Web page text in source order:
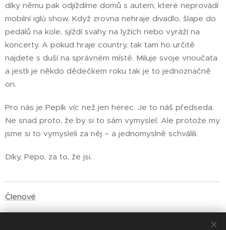
díky němu pak odjíždíme domů s autem, které neprovádí
mobilní iglú show. Když zrovna nehraje divadlo, šlape do
pedálů na kole, sjíždí svahy na lyžích nebo vyráží na
koncerty. A pokud hraje country, tak tam ho určitě
najdete s duší na správném místě. Miluje svoje vnoučata
a jestli je někdo dědečkem roku tak je to jednoznačně
on.
Pro nás je Pepík víc než jen herec. Je to náš předseda.
Ne snad proto, že by si to sám vymyslel. Ale protože my
jsme si to vymysleli za něj – a jednomyslně schválili.
Díky, Pepo, za to, že jsi.
Členové